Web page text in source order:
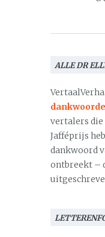
ALLE DR
vertalers die
Jafféprijs
dankwoord
ontbreekt –